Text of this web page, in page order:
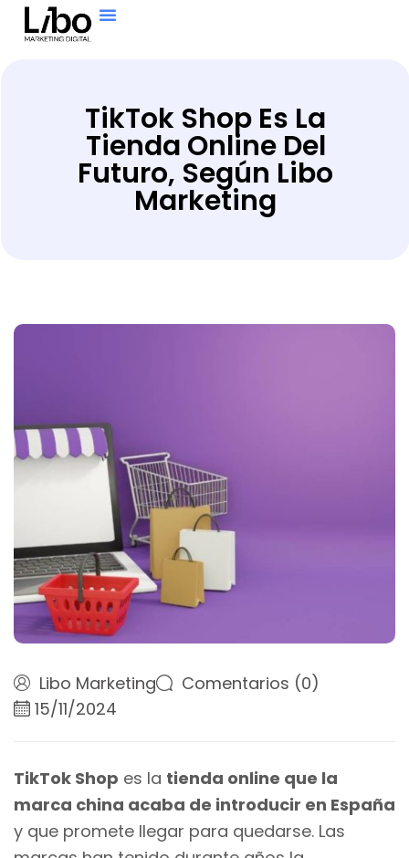
TikTok Shop Es La
Tienda Online Del
Futuro, Según Libo
Marketing
Libo Marketing
Comentarios (0)
15/11/2024
TikTok Shop es la tienda online que la
marca china acaba de introducir en España
y que promete llegar para quedarse. Las